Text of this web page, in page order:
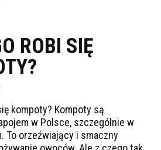
ROBI SIĘ
kompoty? Kompoty są
w Polsce, szczególnie w
To orzeźwiający i smaczny